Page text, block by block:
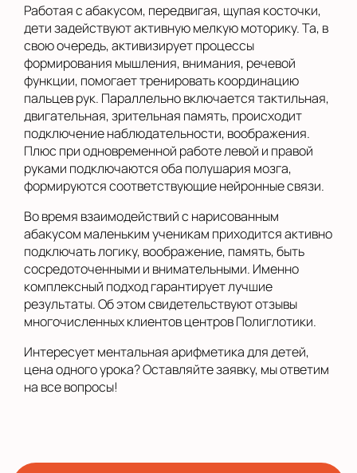
Работая с абакусом, передвигая, щупая косточки,
дети задействуют активную мелкую моторику. Та, в
свою очередь, активизирует процессы
формирования мышления, внимания, речевой
функции, помогает тренировать координацию
пальцев рук. Параллельно включается тактильная,
двигательная, зрительная память, происходит
подключение наблюдательности, воображения.
Плюс при одновременной работе левой и правой
руками подключаются оба полушария мозга,
формируются соответствующие нейронные связи.
Во время взаимодействий с нарисованным
абакусом маленьким ученикам приходится активно
подключать логику, воображение, память, быть
сосредоточенными и внимательными. Именно
комплексный подход гарантирует лучшие
результаты. Об этом свидетельствуют отзывы
многочисленных клиентов центров Полиглотики.
Интересует ментальная арифметика для детей,
цена одного урока? Оставляйте заявку, мы ответим
на все вопросы!